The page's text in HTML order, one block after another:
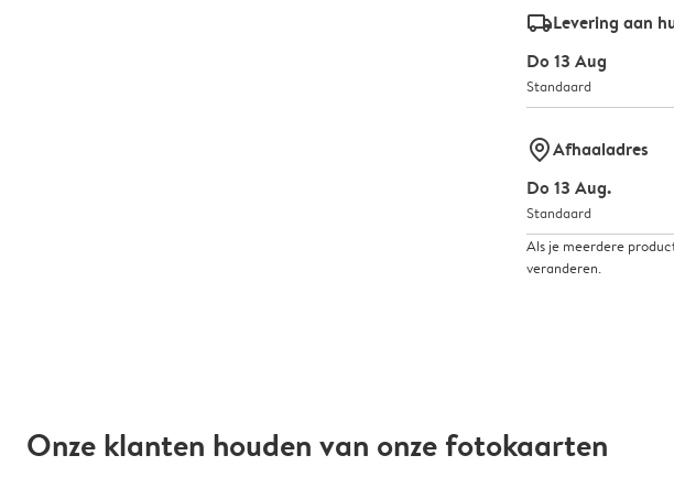
delivery_standard_v2Levering aan
Do 13 Aug
Standaard
marker-pinAfhaaladres
Do 13 Aug.
Standaard
Als je meerdere
veranderen.
Onze klanten houden van onze fotokaarten